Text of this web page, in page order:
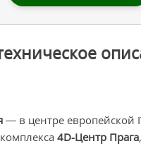
— в центре европейской
4D-Центр Прага